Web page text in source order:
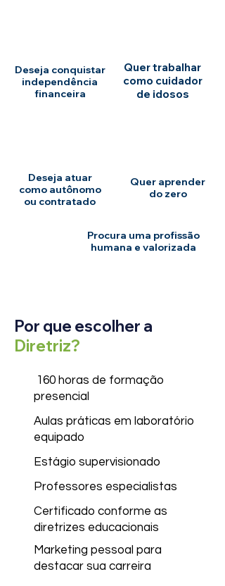
Deseja conquistar
independência
financeira
Quer trabalhar
como cuidador
de idosos
Deseja atuar
como autônomo
ou contratado
Quer aprender
do zero
Procura uma profissão
humana e valorizada
Por que escolher a
Diretriz?
160 horas de formação
presencial
Aulas práticas em laboratório
equipado
Estágio supervisionado
Professores especialistas
Certificado conforme as
diretrizes educacionais
Marketing pessoal para
destacar sua carreira